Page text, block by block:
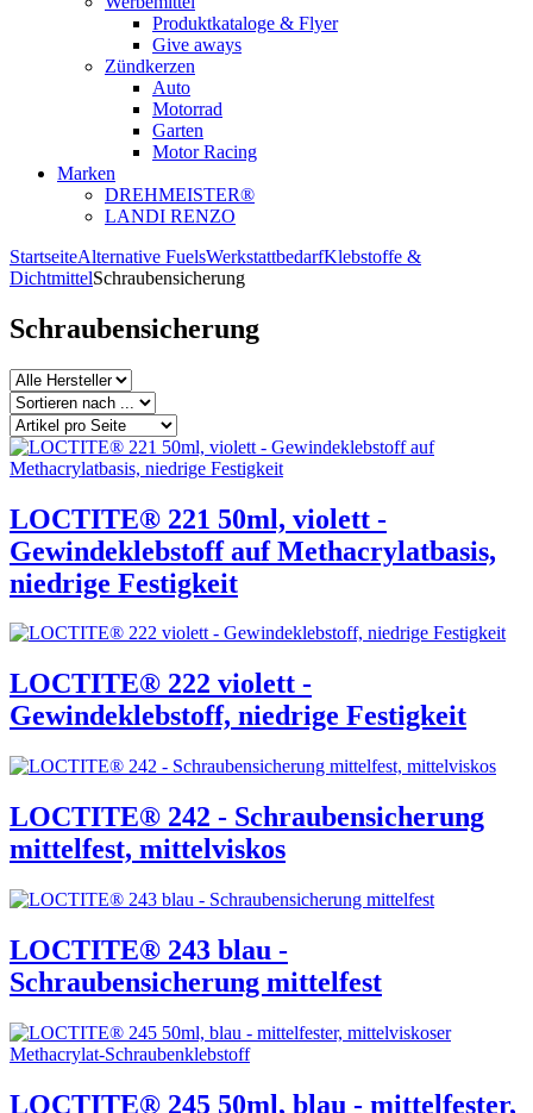
Produktkataloge & Flyer
Give aways
Zündkerzen
Auto
Motorrad
Garten
Motor Racing
Marken
DREHMEISTER®
LANDI RENZO
StartseiteAlternative FuelsWerkstattbedarfKlebstoffe &
DichtmittelSchraubensicherung
Schraubensicherung
LOCTITE® 221 50ml, violett -
Gewindeklebstoff auf Methacrylatbasis,
niedrige Festigkeit
LOCTITE® 222 violett -
Gewindeklebstoff, niedrige Festigkeit
LOCTITE® 242 - Schraubensicherung
mittelfest, mittelviskos
LOCTITE® 243 blau -
Schraubensicherung mittelfest
LOCTITE® 245 50ml, blau - mittelfester,